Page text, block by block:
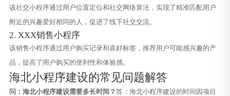
该社交小程序通过用户位置定位和社交网络算法，实现了精准匹配用户
附近的兴趣爱好相同的人，促进了线下社交交流。
2. XXX销售小程序
该销售小程序通过用户购买记录和喜好标签，推荐用户可能感兴趣的产
品，提高了用户购买的便利性和体验感。
海北小程序建设的常见问题解答
问：海北小程序建设需要多长时间？ 答：海北小程序建设的时间因项目